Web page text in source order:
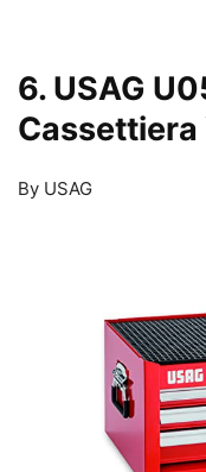
6. USAG
Cassettiera
By USAG